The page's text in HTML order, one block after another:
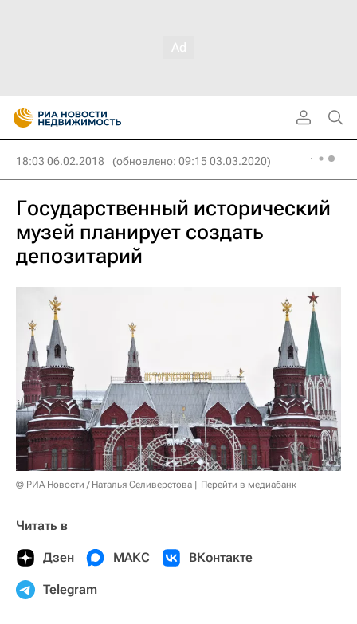
18:03 06.02.2018 (обновлено: 09:15 03.03.2020)
Государственный исторический
музей планирует создать
депозитарий
© РИА Новости / Наталья Селиверстова Перейти в медиабанк
Читать в
Дзен МАКС ВКонтакте
Telegram